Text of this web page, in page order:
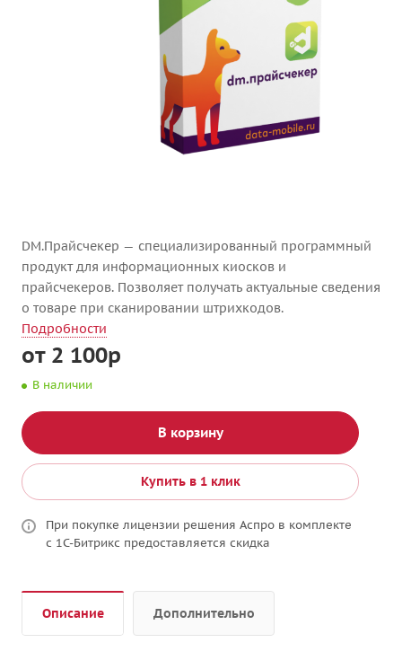
DM.Прайсчекер — специализированный программный
продукт для информационных киосков и
прайсчекеров. Позволяет получать актуальные сведения
о товаре при сканировании штрихкодов.
Подробности
от 2 100р
В наличии
В корзину
Купить в 1 клик
При покупке лицензии решения Аспро в комплекте
с 1С-Битрикс предоставляется скидка
Описание Дополнительно